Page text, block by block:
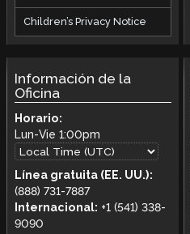
Children’s Privacy Notice
Información de la
Oficina
Horario:
Lun-Vie 1:00pm
Línea gratuita (EE. UU.):
(888) 731-7887
Internacional: +1 (541) 338-
9090